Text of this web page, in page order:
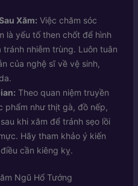
Xăm: Việc chăm sóc
là yếu tố then chốt để hình
tránh nhiễm trùng. Luôn tuân
của nghệ sĩ về vệ sinh,
Theo quan niệm truyền
phẩm như thịt gà, đồ nếp,
khi xăm để tránh sẹo lồi
Hãy tham khảo ý kiến
cần kiêng kỵ.
Ngũ Hổ Tướng